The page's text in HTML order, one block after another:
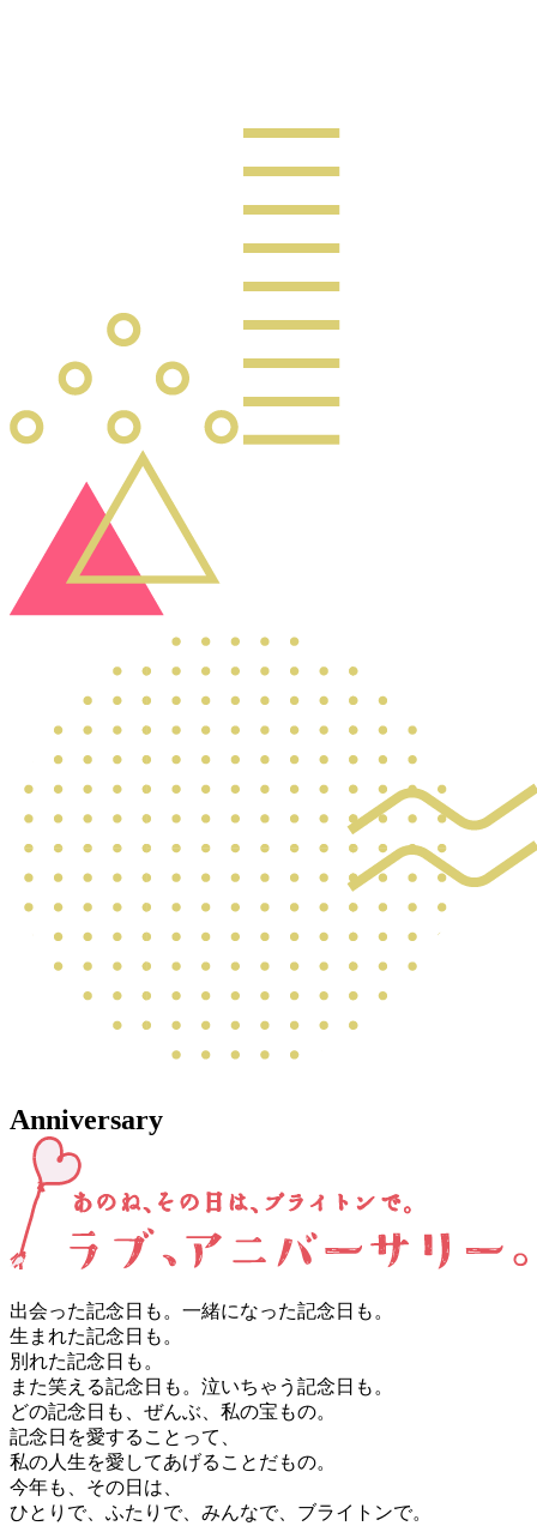
Anniversary
出会った記念日も。一緒になった記念日も。
生まれた記念日も。
別れた記念日も。
また笑える記念日も。泣いちゃう記念日も。
どの記念日も、ぜんぶ、私の宝もの。
記念日を愛することって、
私の人生を愛してあげることだもの。
今年も、その日は、
ひとりで、ふたりで、みんなで、ブライトンで。